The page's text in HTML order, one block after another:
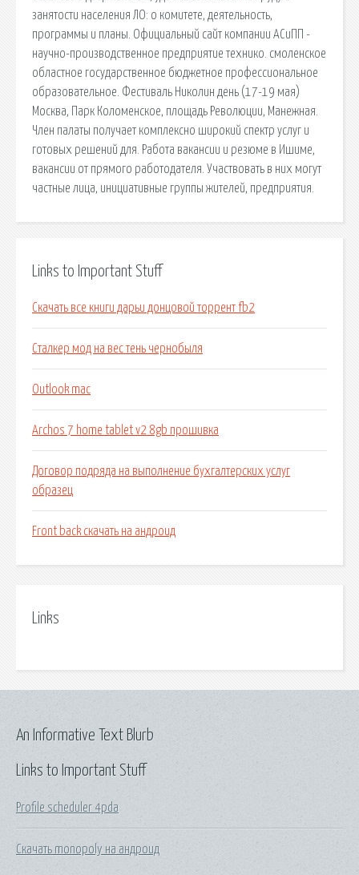
занятости населения ЛО: о комитете, деятельность,
программы и планы. Официальный сайт компании АСиПП -
научно-производственное предприятие технико. смоленское
областное государственное бюджетное профессиональное
образовательное. Фестиваль Николин день (17-19 мая)
Москва, Парк Коломенское, площадь Революции, Манежная.
Член палаты получает комплексно широкий спектр услуг и
готовых решений для. Работа вакансии и резюме в Ишиме,
вакансии от прямого работодателя. Участвовать в них могут
частные лица, инициативные группы жителей, предприятия.
Links to Important Stuff
Скачать все книги дарьи донцовой торрент fb2
Сталкер мод на вес тень чернобыля
Outlook mac
Archos 7 home tablet v2 8gb прошивка
Договор подряда на выполнение бухгалтерских услуг
образец
Front back скачать на андроид
Links
Links to Important Stuff
Profile scheduler 4pda
Скачать monopoly на андроид
An Informative Text Blurb